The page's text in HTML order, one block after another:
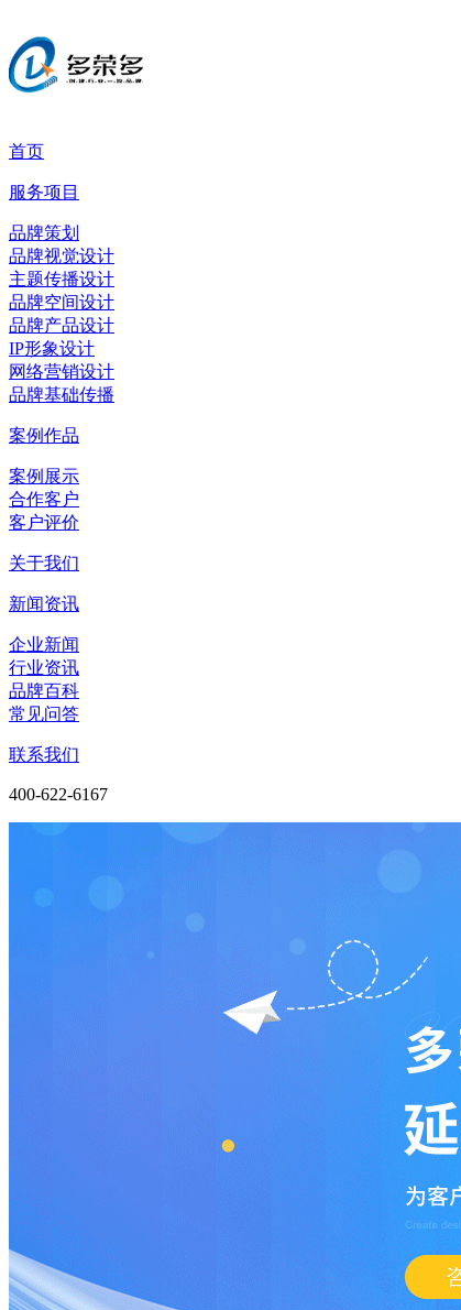
首页
服务项目
品牌策划
品牌视觉设计
主题传播设计
品牌空间设计
品牌产品设计
IP形象设计
网络营销设计
品牌基础传播
案例作品
案例展示
合作客户
客户评价
关于我们
新闻资讯
企业新闻
行业资讯
品牌百科
常见问答
联系我们
400-622-6167